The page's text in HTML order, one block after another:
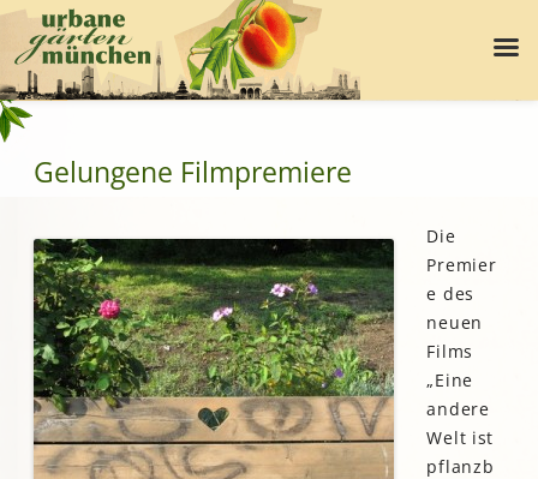
Gelungene Filmpremiere
Die
Premier
e des
neuen
Films
„Eine
andere
Welt ist
pflanzb